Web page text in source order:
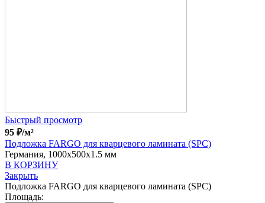
Быстрый просмотр
95 ₽/м²
Подложка FARGO для кварцевого ламината (SPC)
Германия, 1000x500x1.5 мм
В КОРЗИНУ
Закрыть
Подложка FARGO для кварцевого ламината (SPC)
Площадь: